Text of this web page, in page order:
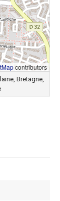
contributors
Bretagne,